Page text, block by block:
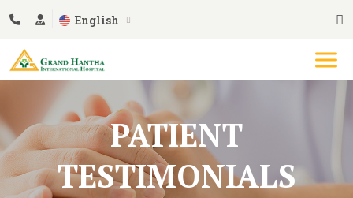
English
PATIENT
TESTIMONIALS